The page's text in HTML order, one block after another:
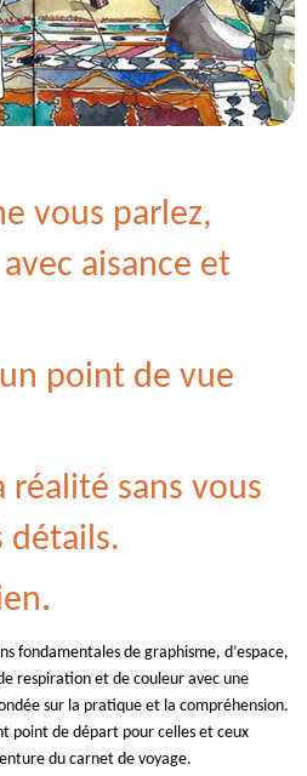
vous parlez,
aisance et
point de vue
réalité sans vous
détails.
.
fondamentales de graphisme, d’espace,
respiration et de couleur avec une
sur la pratique et la compréhension.
point de départ pour celles et ceux
du carnet de voyage.